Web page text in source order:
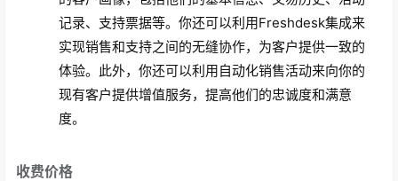
记录、支持票据等。你还可以利用Freshdesk集成来
实现销售和支持之间的无缝协作，为客户提供一致的
体验。此外，你还可以利用自动化销售活动来向你的
现有客户提供增值服务，提高他们的忠诚度和满意
度。
收费价格